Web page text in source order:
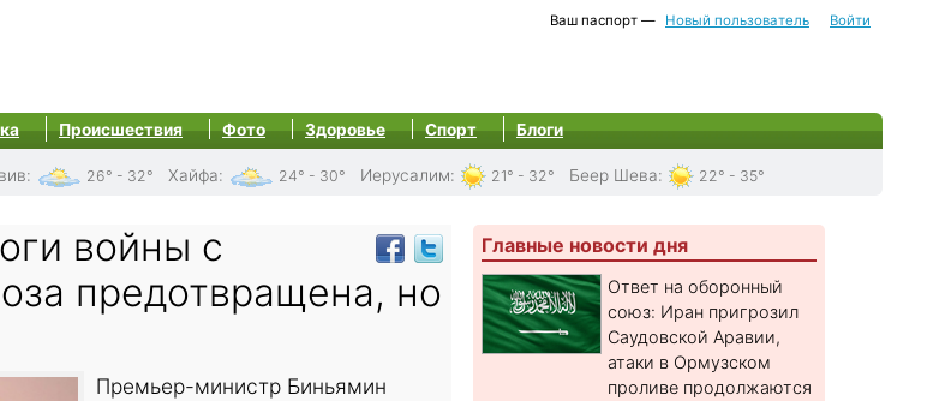
Ваш паспорт — Новый пользователь Войти
Происшествия Фото Здоровье Спорт Блоги
: 26° - 32° Хайфа: 24° - 30° Иерусалим: 21° - 32° Беер Шева: 22° - 35°
войны с
предотвращена, но
Премьер-министр Биньямин
Главные новости дня
Ответ на оборонный
союз: Иран пригрозил
Саудовской Аравии,
атаки в Ормузском
проливе продолжаются